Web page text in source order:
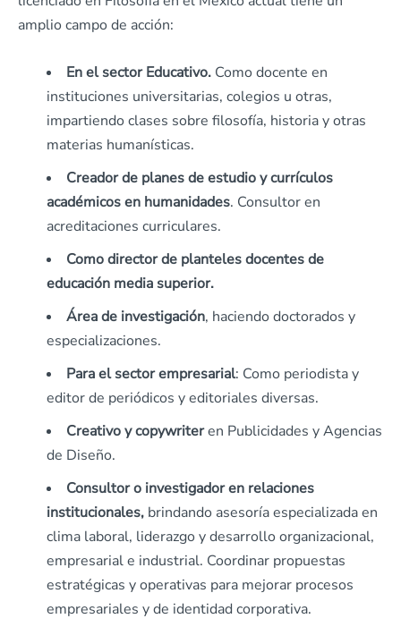
amplio campo de acción:
En el sector Educativo. Como docente en
instituciones universitarias, colegios u otras,
impartiendo clases sobre filosofía, historia y otras
materias humanísticas.
Creador de planes de estudio y currículos
académicos en humanidades. Consultor en
acreditaciones curriculares.
Como director de planteles docentes de
educación media superior.
Área de investigación, haciendo doctorados y
especializaciones.
Para el sector empresarial: Como periodista y
editor de periódicos y editoriales diversas.
Creativo y copywriteren Publicidades y Agencias
de Diseño.
Consultor o investigador en relaciones
institucionales, brindando asesoría especializada en
clima laboral, liderazgo y desarrollo organizacional,
empresarial e industrial. Coordinar propuestas
estratégicas y operativas para mejorar procesos
empresariales y de identidad corporativa.